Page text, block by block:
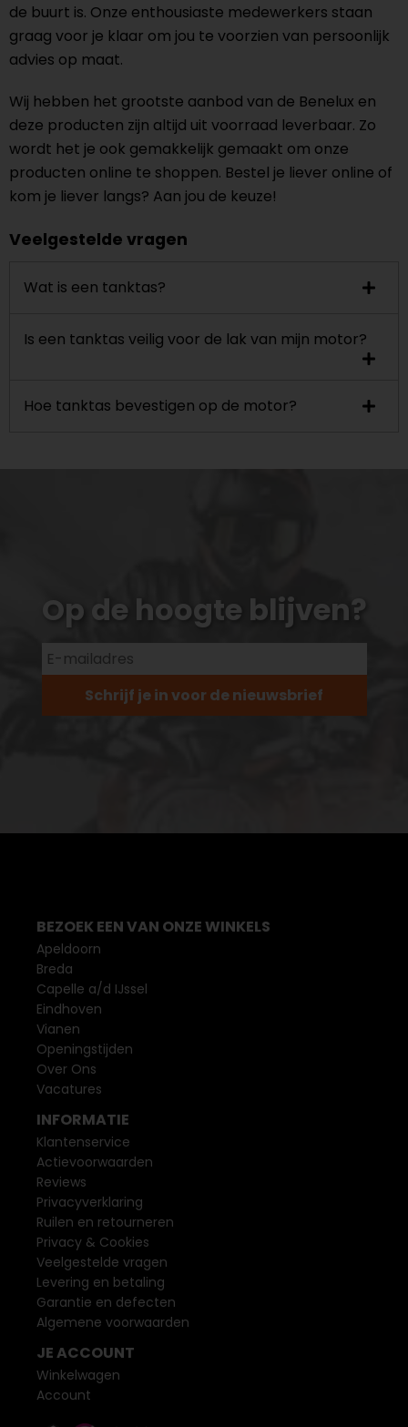
de buurt is. Onze enthousiaste medewerkers staan
graag voor je klaar om jou te voorzien van persoonlijk
advies op maat.
Wij hebben het grootste aanbod van de Benelux en
deze producten zijn altijd uit voorraad leverbaar. Zo
wordt het je ook gemakkelijk gemaakt om onze
producten online te shoppen. Bestel je liever online of
kom je liever langs? Aan jou de keuze!
Veelgestelde vragen
Wat is een tanktas?
Is een tanktas veilig voor de lak van mijn motor?
Hoe tanktas bevestigen op de motor?
Op de hoogte blijven?
Schrijf je in voor de nieuwsbrief
BEZOEK EEN VAN ONZE WINKELS
Apeldoorn
Breda
Capelle a/d IJssel
Eindhoven
Vianen
Openingstijden
Over Ons
Vacatures
INFORMATIE
Klantenservice
Actievoorwaarden
Reviews
Privacyverklaring
Ruilen en retourneren
Privacy & Cookies
Veelgestelde vragen
Levering en betaling
Garantie en defecten
Algemene voorwaarden
JE ACCOUNT
Winkelwagen
Account